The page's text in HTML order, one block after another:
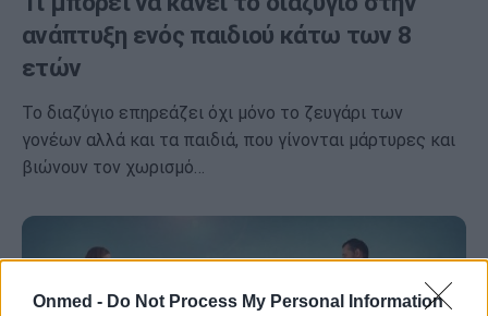
Onmed - Do Not Process My Personal Information
ανάπτυξη ενός παιδιού κάτω των 8
ετών
Το διαζύγιο επηρεάζει όχι μόνο το ζευγάρι των
γονέων αλλά και τα παιδιά, που γίνονται μάρτυρες και
βιώνουν τον χωρισμό…